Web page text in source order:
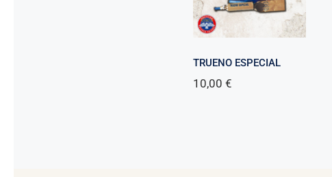
TRUENO ESPECIAL
10,00€